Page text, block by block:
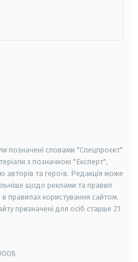
позначені словами "Спецпроєкт"
з позначкою "Експерт",
авторів та героїв. Редакція може
щодо реклами та правил
правилах користування сайтом.
призначені для осіб старше 21